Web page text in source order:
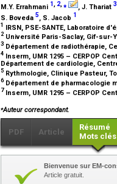
M.Y. Errahmani 1, 2,⁎ , J. Thariat 3
S. Boveda 5, S. Jacob 1
1 IRSN, PSE-SANTE, Laboratoire
2 Université Paris-Saclay, Gif-sur-
3 Département de radiothérapie,
4 Inserm, UMR 1295 – CERPOP
Département de cardiologie,
5 Rythmologie, Clinique Pasteur,
6Département de pharmacologie
7 Inserm, UMR 1295 – CERPOP
⁎Auteur correspondant.
PDF Article
Résumé
Mots clés
Bienvenue sur EM-
Article gratuit.